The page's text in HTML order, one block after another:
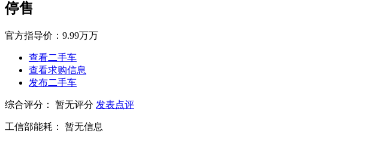
停售
官方指导价： 9.99万万
查看二手车
查看求购信息
发布二手车
综合评分： 暂无评分 发表点评
工信部能耗： 暂无信息